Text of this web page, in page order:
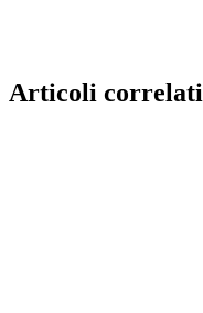
Articoli correlati